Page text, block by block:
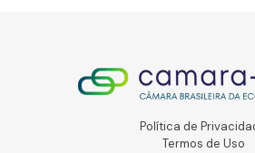
Política de
Termos de Uso